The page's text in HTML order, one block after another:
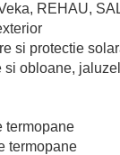
REHAU,
si protectie
si obloane,
termopane
termopane